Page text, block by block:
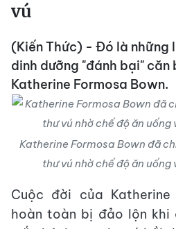
vú
(Kiến Thức) - Đó là những
dinh dưỡng "đánh bại" căn
Katherine Formosa Bown.
Katherine Formosa Bown đã
thư vú nhờ chế độ ăn uống
Cuộc đời của
hoàn toàn bị đảo lộn khi